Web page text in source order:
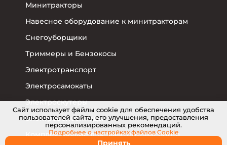
Минитракторы
Навесное оборудование к минитракторам
Снегоуборщики
Триммеры и Бензокосы
Электротранспорт
Электросамокаты
Электроскутеры
Электровелосипеды
Комплектующие для электротранспорта
Cайт использует файлы cookie для обеспечения удобства
пользователей сайта, его улучшения, предоставления
персонализированных рекомендаций.
Принять
Подробнее о настройкахфайлов Cookie